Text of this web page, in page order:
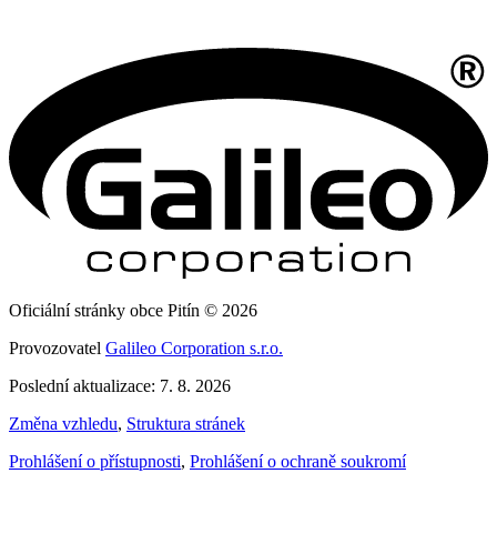
Oficiální stránky obce Pitín © 2026
Provozovatel Galileo Corporation s.r.o.
Poslední aktualizace: 7. 8. 2026
Změna vzhledu, Struktura stránek
Prohlášení o přístupnosti, Prohlášení o ochraně soukromí